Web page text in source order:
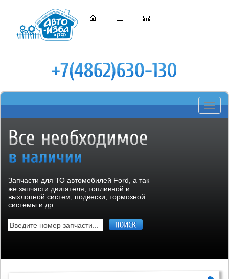
Toggle
Запчасти для ТО автомобилей Ford, а так
же запчасти двигателя, топливной и
выхлопной систем, подвески, тормозной
системы и др.